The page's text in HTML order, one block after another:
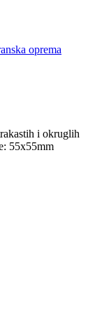
oprema
i okruglih
55x55mm